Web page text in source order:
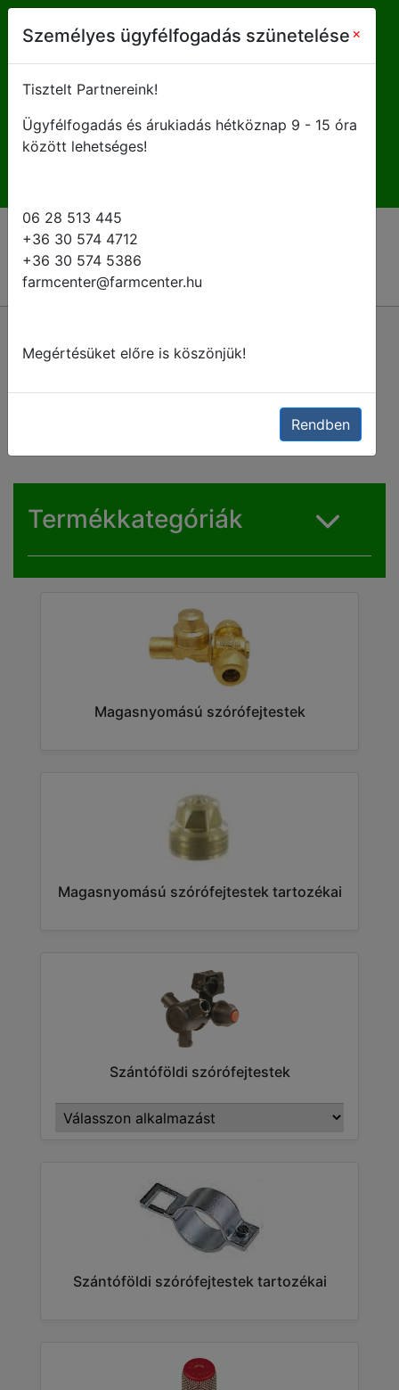
farmcenter@farmcenter.hu
H-P 8 - 16:30
Szórófejtestek és
Termékkategóriák
Magasnyomású szórófejtestek
Magasnyomású szórófejtestek tartozékai
Szántóföldi szórófejtestek
Szántóföldi szórófejtestek tartozékai
Személyes ügyfélfogadás szünetelése ×
Tisztelt Partnereink!
Ügyfélfogadás és árukiadás hétköznap 9 - 15 óra
között lehetséges!
06 28 513 445
+36 30 574 4712
+36 30 574 5386
farmcenter@farmcenter.hu
Megértésüket előre is köszönjük!
Rendben